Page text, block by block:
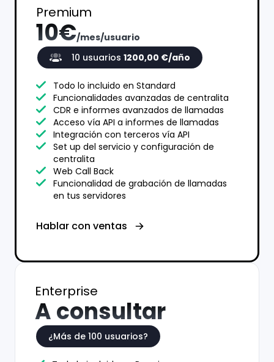
Premium
10€/mes/usuario
10 usuarios 1200,00 €/año
Todo lo incluido en Standard
Funcionalidades avanzadas de centralita
CDR e informes avanzados de llamadas
Acceso vía API a informes de llamadas
Integración con terceros vía API
Set up del servicio y configuración de
centralita
Web Call Back
Funcionalidad de grabación de llamadas
en tus servidores
Hablar con ventas
Enterprise
A consultar
¿Más de 100 usuarios?